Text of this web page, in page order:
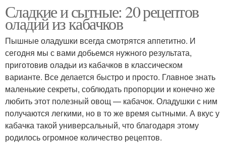
Сладкие и сытные: 20 рецептов
оладий из кабачков
Пышные оладушки всегда смотрятся аппетитно. И
сегодня мы с вами добьемся нужного результата,
приготовив оладьи из кабачков в классическом
варианте. Все делается быстро и просто. Главное знать
маленькие секреты, соблюдать пропорции и конечно же
любить этот полезный овощ — кабачок. Оладушки с ним
получаются легкими, но в то же время сытными. А вкус у
кабачка такой универсальный, что благодаря этому
родилось огромное количество рецептов.